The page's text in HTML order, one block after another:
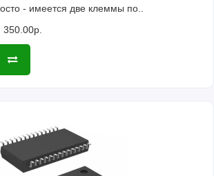
- имеется две клеммы по..